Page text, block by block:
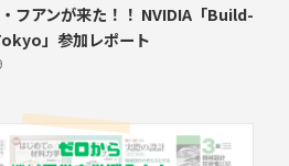
フアンが来た！！ NVIDIA「Build-
」参加レポート